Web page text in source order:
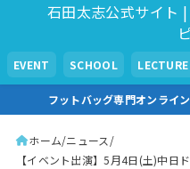
石田太志公式サイト
EVENT SCHOOL LECTURE
フットバッグ専門オンライ
ホーム ニュース
【イベント出演】5月4日(土)中日